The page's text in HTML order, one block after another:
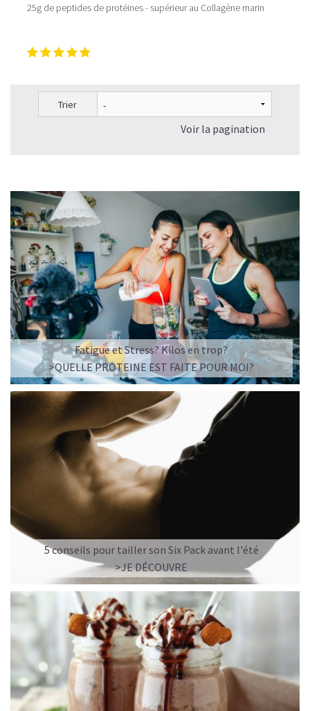
25g de peptides de protéines - supérieur au Collagène marin
Trier
Voir la pagination
Fatigue et Stress? Kilos en trop?
>QUELLE PROTEINE EST FAITE POUR MOI?
5 conseils pour tailler son Six Pack avant l'été
>JE DÉCOUVRE